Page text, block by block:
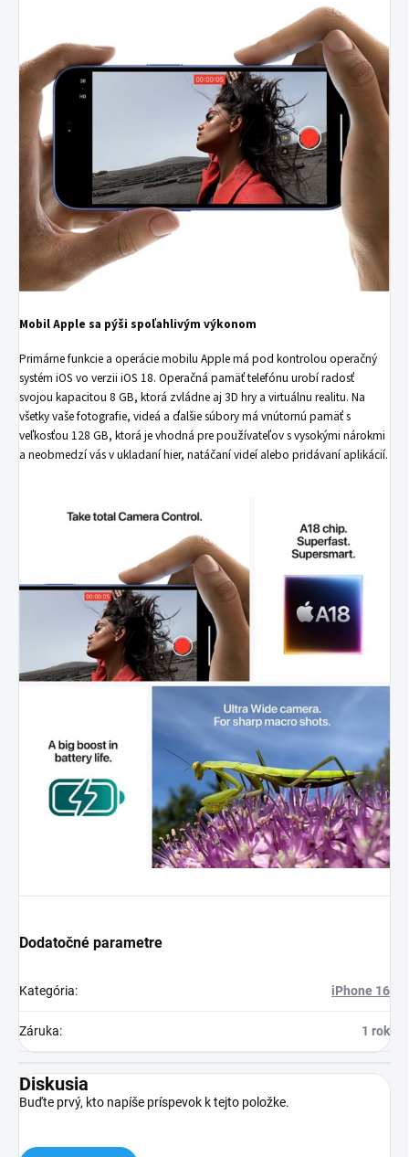
Mobil Apple sa pýši spoľahlivým výkonom
Primárne funkcie a operácie mobilu Apple má pod kontrolou operačný
systém iOS vo verzii iOS 18. Operačná pamäť telefónu urobí radosť
svojou kapacitou 8 GB, ktorá zvládne aj 3D hry a virtuálnu realitu. Na
všetky vaše fotografie, videá a ďalšie súbory má vnútornú pamäť s
veľkosťou 128 GB, ktorá je vhodná pre používateľov s vysokými nárokmi
a neobmedzí vás v ukladaní hier, natáčaní videí alebo pridávaní aplikácií.
Dodatočné parametre
Kategória: iPhone 16
Záruka: 1 rok
Diskusia
Buďte prvý, kto napíše príspevok k tejto položke.